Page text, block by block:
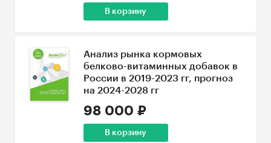
В корзину
Анализ рынка кормовых
белково-витаминных добавок в
России в 2019-2023 гг, прогноз
на 2024-2028 гг
98 000 ₽
В корзину